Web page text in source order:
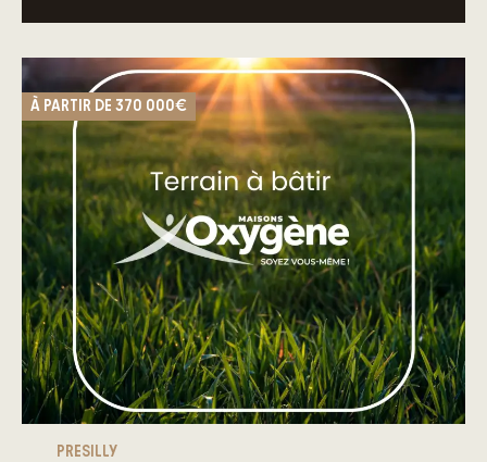
À PARTIR DE 370 000€
PRESILLY